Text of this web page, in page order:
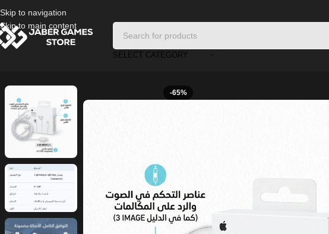
Skip to navigation
Skip to main content
SELECT CATEGORY
Headphones And Earphones/ Earpuds
-65%